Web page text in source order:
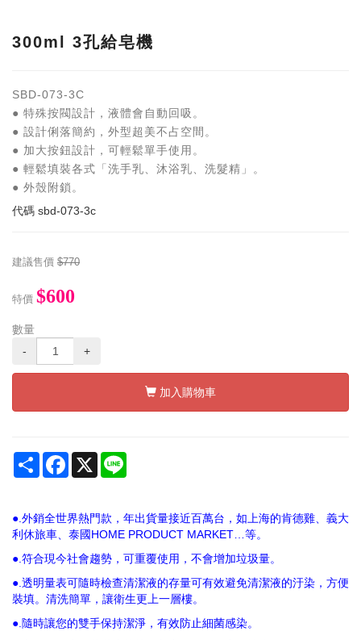
300ml 3孔給皂機
SBD-073-3C
● 特殊按閥設計，液體會自動回吸。
● 設計俐落簡約，外型超美不占空間。
● 加大按鈕設計，可輕鬆單手使用。
● 輕鬆填裝各式「洗手乳、沐浴乳、洗髮精」。
● 外殼附鎖。
代碼 sbd-073-3c
建議售價 $770
特價 $600
數量
-
+
加入購物車
Share Facebook
X
●.外銷全世界熱門款，年出貨量接近百萬台，如上海的肯德雞、義大
利休旅車、泰國HOME PRODUCT MARKET…等。
●.符合現今社會趨勢，可重覆使用，不會增加垃圾量。
●.透明量表可隨時檢查清潔液的存量可有效避免清潔液的汙染，方便
裝填。清洗簡單，讓衛生更上一層樓。
●.隨時讓您的雙手保持潔淨，有效防止細菌感染。